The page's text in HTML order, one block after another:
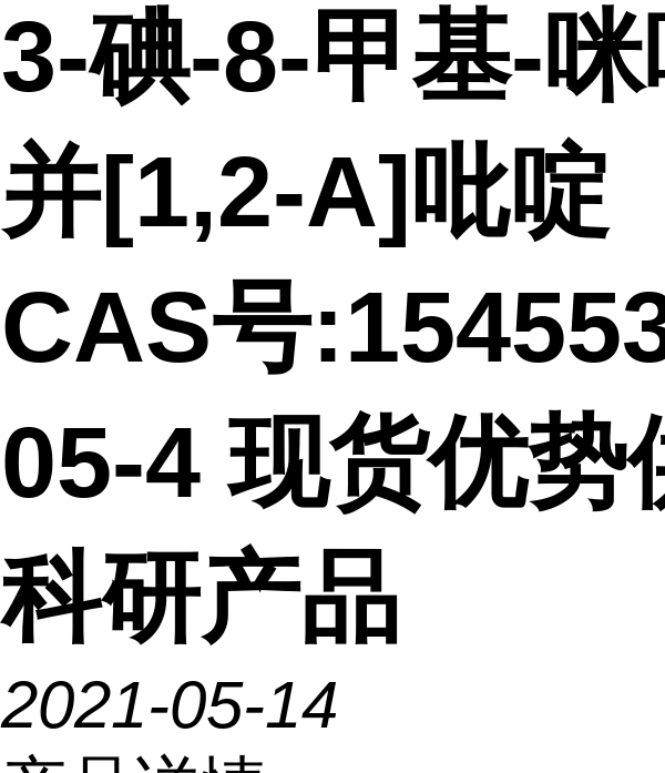
3-碘-8-甲基-
并[1,2-A]吡啶
CAS号
05-4 现货优势
科研产品
2021-05-14